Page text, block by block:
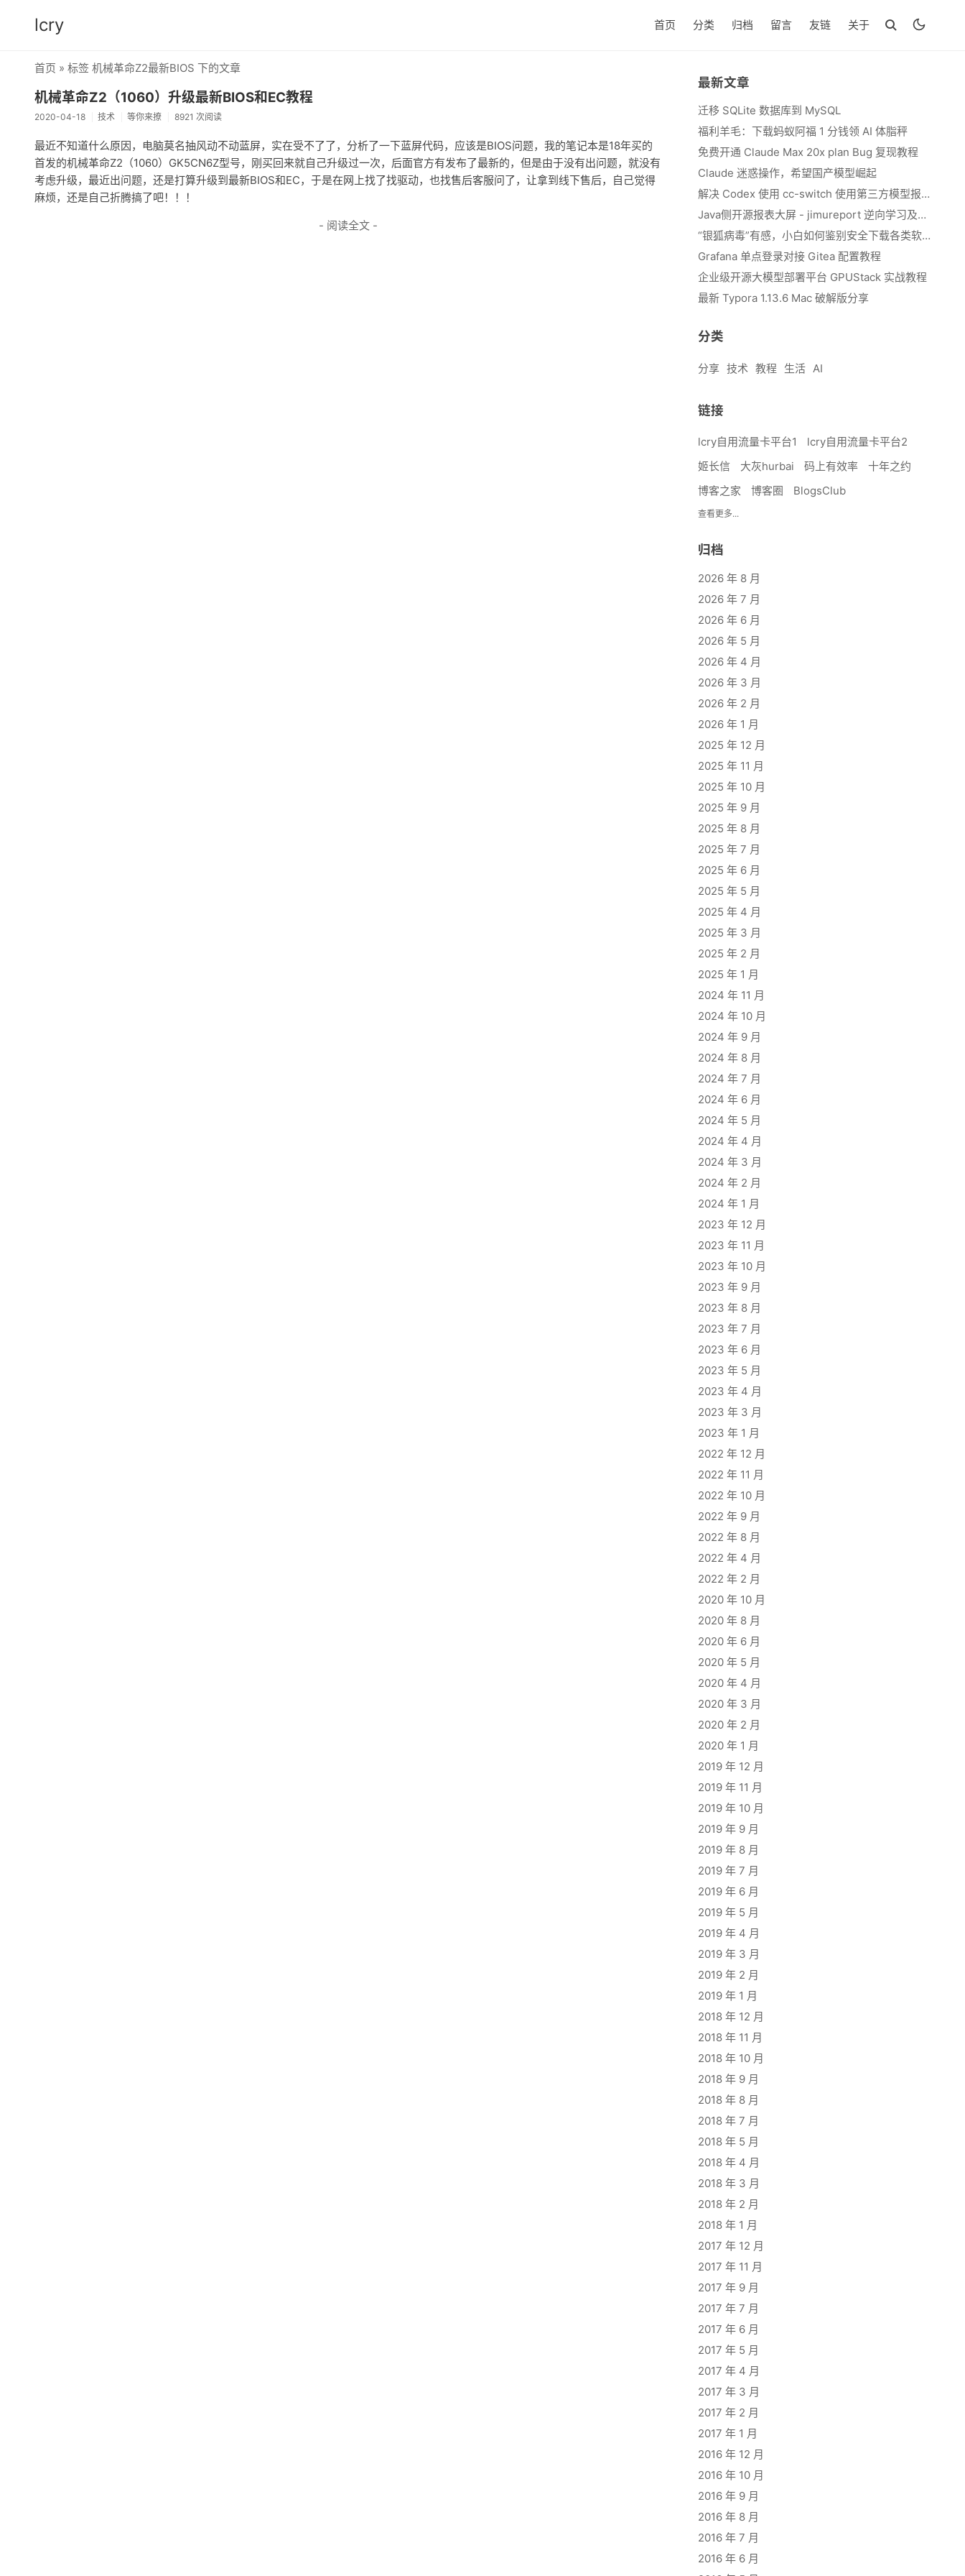
lcry 首页 分类 归档 留言 友链 关于
首页 » 标签 机械革命Z2最新BIOS 下的文章
机械革命Z2（1060）升级最新BIOS和EC教程
2020-04-18 技术 等你来撩 8921 次阅读
最近不知道什么原因，电脑莫名抽风动不动蓝屏，实在受不了了，分析了一下蓝屏代码，应该是BIOS问题，我的笔记本是18年买的
首发的机械革命Z2（1060）GK5CN6Z型号，刚买回来就自己升级过一次，后面官方有发布了最新的，但是由于没有出问题，就没有
考虑升级，最近出问题，还是打算升级到最新BIOS和EC，于是在网上找了找驱动，也找售后客服问了，让拿到线下售后，自己觉得
麻烦，还是自己折腾搞了吧！！！
- 阅读全文 -
最新文章
迁移 SQLite 数据库到 MySQL
福利羊毛：下载蚂蚁阿福 1 分钱领 AI 体脂秤
免费开通 Claude Max 20x plan Bug 复现教程
Claude 迷惑操作，希望国产模型崛起
解决 Codex 使用 cc-switch 使用第三方模型报错 We&#039;re currently experiencing high demand, which may cause temporary errors.
Java侧开源报表大屏 - jimureport 逆向学习及二开思路
“银狐病毒”有感，小白如何鉴别安全下载各类软件
Grafana 单点登录对接 Gitea 配置教程
企业级开源大模型部署平台 GPUStack 实战教程
最新 Typora 1.13.6 Mac 破解版分享
分类
分享 技术 教程 生活 AI
链接
lcry自用流量卡平台1
lcry自用流量卡平台2
姬长信
大灰hurbai 码上有效率
十年之约
博客之家
博客圈 BlogsClub
查看更多...
归档
2026 年 8 月
2026 年 7 月
2026 年 6 月
2026 年 5 月
2026 年 4 月
2026 年 3 月
2026 年 2 月
2026 年 1 月
2025 年 12 月
2025 年 11 月
2025 年 10 月
2025 年 9 月
2025 年 8 月
2025 年 7 月
2025 年 6 月
2025 年 5 月
2025 年 4 月
2025 年 3 月
2025 年 2 月
2025 年 1 月
2024 年 11 月
2024 年 10 月
2024 年 9 月
2024 年 8 月
2024 年 7 月
2024 年 6 月
2024 年 5 月
2024 年 4 月
2024 年 3 月
2024 年 2 月
2024 年 1 月
2023 年 12 月
2023 年 11 月
2023 年 10 月
2023 年 9 月
2023 年 8 月
2023 年 7 月
2023 年 6 月
2023 年 5 月
2023 年 4 月
2023 年 3 月
2023 年 1 月
2022 年 12 月
2022 年 11 月
2022 年 10 月
2022 年 9 月
2022 年 8 月
2022 年 4 月
2022 年 2 月
2020 年 10 月
2020 年 8 月
2020 年 6 月
2020 年 5 月
2020 年 4 月
2020 年 3 月
2020 年 2 月
2020 年 1 月
2019 年 12 月
2019 年 11 月
2019 年 10 月
2019 年 9 月
2019 年 8 月
2019 年 7 月
2019 年 6 月
2019 年 5 月
2019 年 4 月
2019 年 3 月
2019 年 2 月
2019 年 1 月
2018 年 12 月
2018 年 11 月
2018 年 10 月
2018 年 9 月
2018 年 8 月
2018 年 7 月
2018 年 5 月
2018 年 4 月
2018 年 3 月
2018 年 2 月
2018 年 1 月
2017 年 12 月
2017 年 11 月
2017 年 9 月
2017 年 7 月
2017 年 6 月
2017 年 5 月
2017 年 4 月
2017 年 3 月
2017 年 2 月
2017 年 1 月
2016 年 12 月
2016 年 10 月
2016 年 9 月
2016 年 8 月
2016 年 7 月
2016 年 6 月